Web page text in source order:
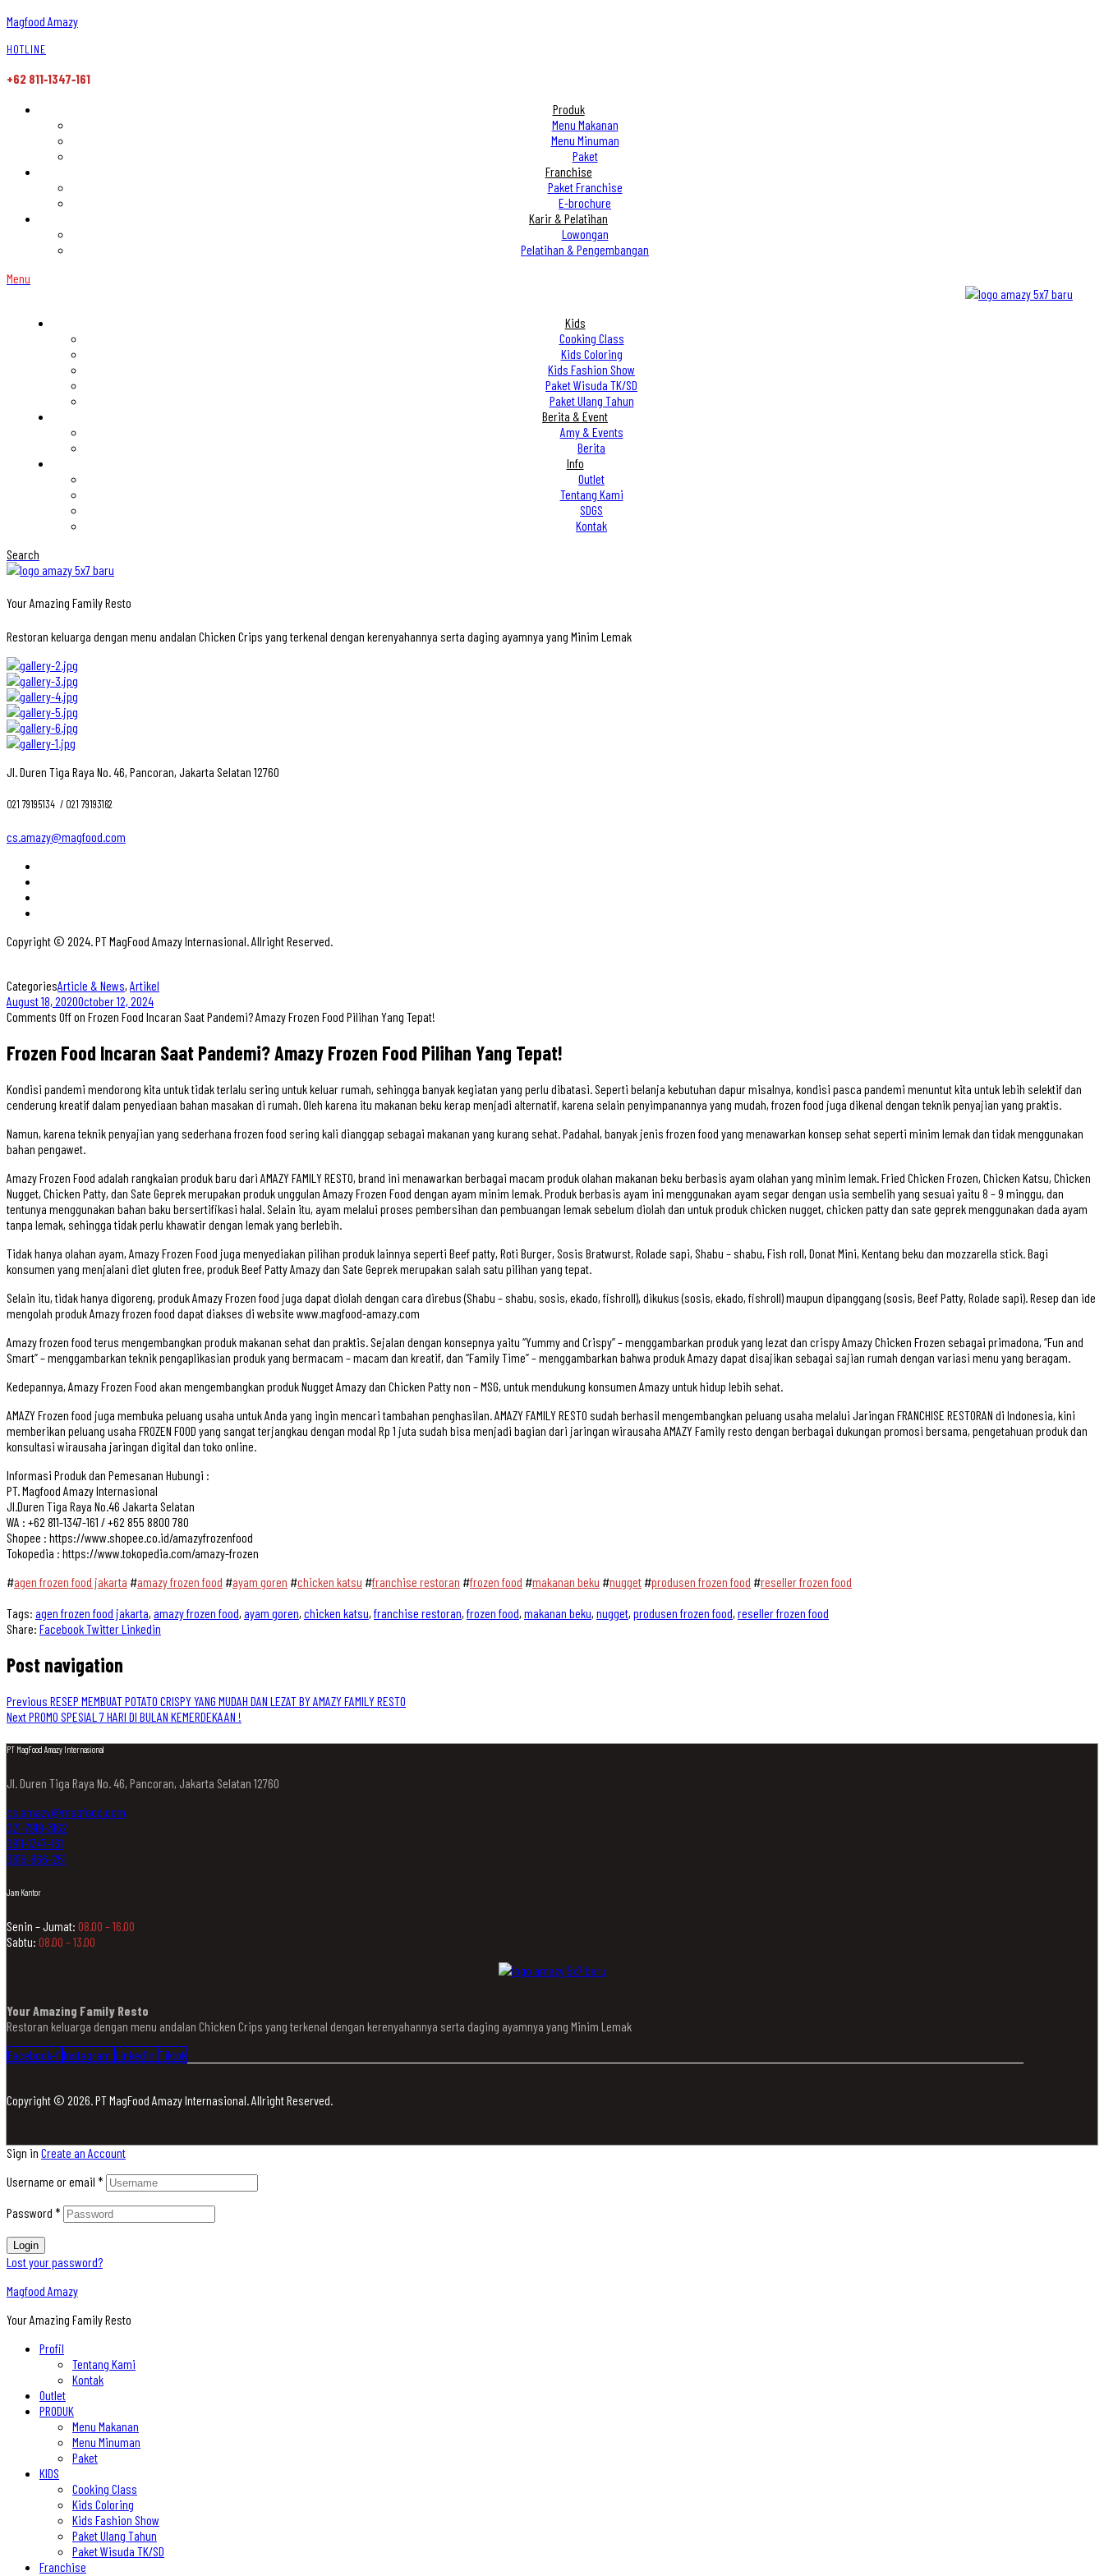
Magfood Amazy
HOTLINE
+62 811‑1347‑161
Produk
Menu Makanan
Menu Minuman
Paket
Franchise
Paket Franchise
E-brochure
Karir & Pelatihan
Lowongan
Pelatihan & Pengembangan
Menu
Kids
Cooking Class
Kids Coloring
Kids Fashion Show
Paket Wisuda TK/SD
Paket Ulang Tahun
Berita & Event
Amy & Events
Berita
Info
Outlet
Tentang Kami
SDGS
Kontak
Search
Your Amazing Family Resto
Restoran keluarga dengan menu andalan Chicken Crips yang terkenal dengan kerenyahannya serta daging ayamnya yang Minim Lemak
Jl. Duren Tiga Raya No. 46, Pancoran, Jakarta Selatan 12760
021 79195134 ‎ / 021 79193162
cs.amazy@magfood.com
Copyright © 2024. PT MagFood Amazy Internasional. Allright Reserved.
CategoriesArticle & News, Artikel
August 18, 2020October 12, 2024
Comments Offon Frozen Food Incaran Saat Pandemi? Amazy Frozen Food Pilihan Yang Tepat!
Frozen Food Incaran Saat Pandemi? Amazy Frozen Food Pilihan Yang Tepat!
Kondisi pandemi mendorong kita untuk tidak terlalu sering untuk keluar rumah, sehingga banyak kegiatan yang perlu dibatasi. Seperti belanja kebutuhan dapur misalnya, kondisi pasca pandemi menuntut kita untuk lebih selektif dan
cenderung kreatif dalam penyediaan bahan masakan di rumah. Oleh karena itu makanan beku kerap menjadi alternatif, karena selain penyimpanannya yang mudah, frozen food juga dikenal dengan teknik penyajian yang praktis.
Namun, karena teknik penyajian yang sederhana frozen food sering kali dianggap sebagai makanan yang kurang sehat. Padahal, banyak jenis frozen food yang menawarkan konsep sehat seperti minim lemak dan tidak menggunakan
bahan pengawet.
Amazy Frozen Food adalah rangkaian produk baru dari AMAZY FAMILY RESTO, brand ini menawarkan berbagai macam produk olahan makanan beku berbasis ayam olahan yang minim lemak. Fried Chicken Frozen, Chicken Katsu, Chicken
Nugget, Chicken Patty, dan Sate Geprek merupakan produk unggulan Amazy Frozen Food dengan ayam minim lemak. Produk berbasis ayam ini menggunakan ayam segar dengan usia sembelih yang sesuai yaitu 8 – 9 minggu, dan
tentunya menggunakan bahan baku bersertifikasi halal. Selain itu, ayam melalui proses pembersihan dan pembuangan lemak sebelum diolah dan untuk produk chicken nugget, chicken patty dan sate geprek menggunakan dada ayam
tanpa lemak, sehingga tidak perlu khawatir dengan lemak yang berlebih.
Tidak hanya olahan ayam, Amazy Frozen Food juga menyediakan pilihan produk lainnya seperti Beef patty, Roti Burger, Sosis Bratwurst, Rolade sapi, Shabu – shabu, Fish roll, Donat Mini, Kentang beku dan mozzarella stick. Bagi
konsumen yang menjalani diet gluten free, produk Beef Patty Amazy dan Sate Geprek merupakan salah satu pilihan yang tepat.
Selain itu, tidak hanya digoreng, produk Amazy Frozen food juga dapat diolah dengan cara direbus (Shabu – shabu, sosis, ekado, fishroll), dikukus (sosis, ekado, fishroll) maupun dipanggang (sosis, Beef Patty, Rolade sapi). Resep dan ide
mengolah produk Amazy frozen food dapat diakses di website www.magfood-amazy.com
Amazy frozen food terus mengembangkan produk makanan sehat dan praktis. Sejalan dengan konsepnya yaitu “Yummy and Crispy” – menggambarkan produk yang lezat dan crispy Amazy Chicken Frozen sebagai primadona, “Fun and
Smart” – menggambarkan teknik pengaplikasian produk yang bermacam – macam dan kreatif, dan “Family Time” – menggambarkan bahwa produk Amazy dapat disajikan sebagai sajian rumah dengan variasi menu yang beragam.
Kedepannya, Amazy Frozen Food akan mengembangkan produk Nugget Amazy dan Chicken Patty non – MSG, untuk mendukung konsumen Amazy untuk hidup lebih sehat.
AMAZY Frozen food juga membuka peluang usaha untuk Anda yang ingin mencari tambahan penghasilan. AMAZY FAMILY RESTO sudah berhasil mengembangkan peluang usaha melalui Jaringan FRANCHISE RESTORAN di Indonesia, kini
memberikan peluang usaha FROZEN FOOD yang sangat terjangkau dengan modal Rp 1 juta sudah bisa menjadi bagian dari jaringan wirausaha AMAZY Family resto dengan berbagai dukungan promosi bersama, pengetahuan produk dan
konsultasi wirausaha jaringan digital dan toko online.
Informasi Produk dan Pemesanan Hubungi :
PT. Magfood Amazy Internasional
Jl.Duren Tiga Raya No.46 Jakarta Selatan
WA : +62 811-1347-161 / +62 855 8800 780
Shopee : https://www.shopee.co.id/amazyfrozenfood
Tokopedia : https://www.tokopedia.com/amazy-frozen
#agen frozen food jakarta #amazy frozen food #ayam goren #chicken katsu #franchise restoran #frozen food #makanan beku #nugget#produsen frozen food #reseller frozen food
Tags: agen frozen food jakarta, amazy frozen food, ayam goren, chicken katsu, franchise restoran, frozen food, makanan beku, nugget, produsen frozen food, reseller frozen food
Share: FacebookTwitterLinkedin
Post navigation
Previous RESEP MEMBUAT POTATO CRISPY YANG MUDAH DAN LEZAT BY AMAZY FAMILY RESTO
NextPROMO SPESIAL 7 HARI DI BULAN KEMERDEKAAN !
PT MagFood Amazy Internasional
Jl. Duren Tiga Raya No. 46, Pancoran, Jakarta Selatan 12760
cs.amazy@magfood.com
021-7919-3162
0811-1347-161
0816-866-251
Jam Kantor
Senin – Jumat: 08.00 – 16.00
Sabtu: 08.00 – 13.00
Your Amazing Family Resto
Restoran keluarga dengan menu andalan Chicken Crips yang terkenal dengan kerenyahannya serta daging ayamnya yang Minim Lemak
Facebook-f Instagram Linkedin Tiktok
Copyright © 2026. PT MagFood Amazy Internasional. Allright Reserved.
Sign in Create an Account
Username or email *
Password *
Login
Lost your password?
Magfood Amazy
Your Amazing Family Resto
Profil
Tentang Kami
Kontak
Outlet
PRODUK
Menu Makanan
Menu Minuman
Paket
KIDS
Cooking Class
Kids Coloring
Kids Fashion Show
Paket Ulang Tahun
Paket Wisuda TK/SD
Franchise